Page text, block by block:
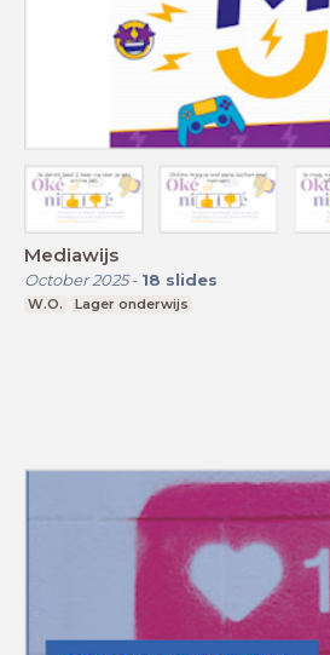
Mediawijs
October 2025- 18 slides
W.O. Lager onderwijs